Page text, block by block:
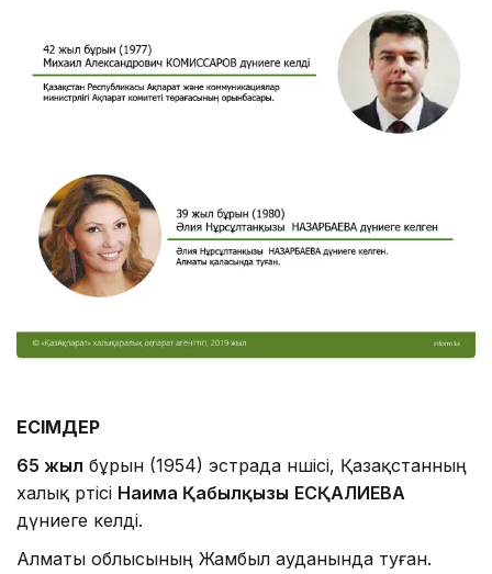
ЕСІМДЕР
65 жыл бұрын (1954) эстрада әншісі, Қазақстанның
халық әртісі Нағима Қабылқызы ЕСҚАЛИЕВА
дүниеге келді.
Алматы облысының Жамбыл ауданында туған.